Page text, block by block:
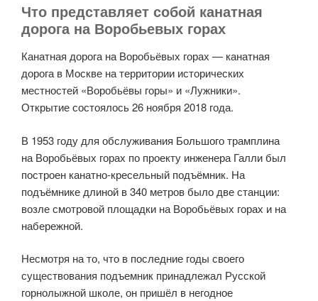
Что представляет собой канатная
дорога на Воробьевых горах
Канатная дорога на Воробьёвых горах — канатная
дорога в Москве на территории исторических
местностей «Воробьёвы горы» и «Лужники».
Открытие состоялось 26 ноября 2018 года.
В 1953 году для обслуживания Большого трамплина
на Воробьёвых горах по проекту инженера Галли был
построен канатно-кресельный подъёмник. На
подъёмнике длиной в 340 метров было две станции:
возле смотровой площадки на Воробьёвых горах и на
набережной.
Несмотря на то, что в последние годы своего
существования подъемник принадлежал Русской
горнолыжной школе, он пришёл в негодное